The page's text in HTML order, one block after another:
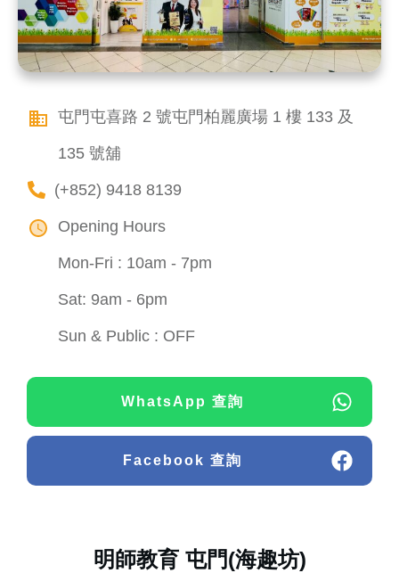
屯門屯喜路 2 號屯門柏麗廣場 1 樓 133 及
135 號舖
(+852) 9418 8139
Opening Hours
Mon-Fri : 10am - 7pm
Sat: 9am - 6pm
Sun & Public : OFF
WhatsApp 查詢
Facebook 查詢
明師教育 屯門(海趣坊)